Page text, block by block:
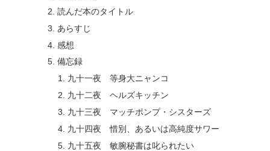
読んだ本のタイトル
あらすじ
感想
備忘録
九十一夜 等身大ニャンコ
九十二夜 ヘルズキッチン
九十三夜 マッチポンプ・シスターズ
九十四夜 惜別、あるいは高純度サワー
九十五夜 敏腕秘書は叱られたい